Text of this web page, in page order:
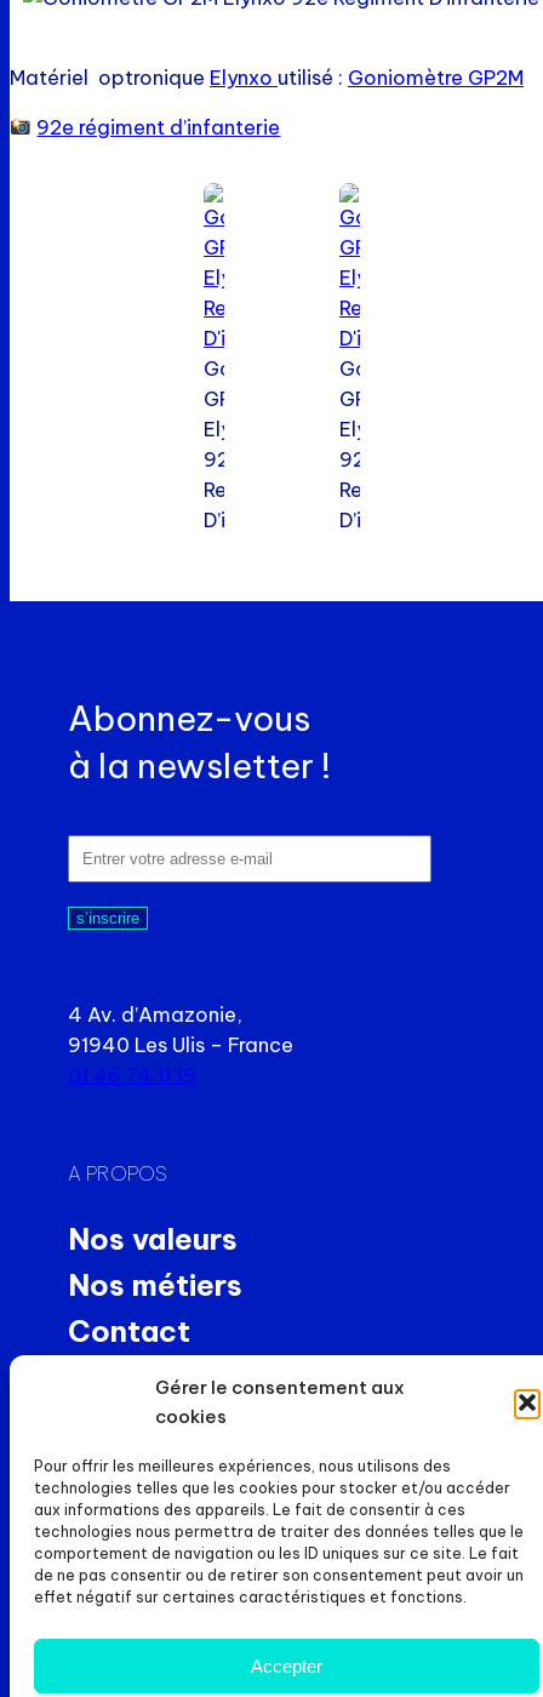
Gérer le consentement aux
cookies
Pour offrir les meilleures expériences, nous utilisons des
technologies telles que les cookies pour stocker et/ou accéder
aux informations des appareils. Le fait de consentir à ces
technologies nous permettra de traiter des données telles que le
comportement de navigation ou les ID uniques sur ce site. Le fait
de ne pas consentir ou de retirer son consentement peut avoir un
effet négatif sur certaines caractéristiques et fonctions.
Accepter
Matériel optronique Elynxo utilisé : Goniomètre GP2M
92e régiment d’infanterie
Goniometre
GP2M
Elynxo
92e
Regiment
D’infanterie
Goniometre
GP2M
Elynxo
92e
Regiment
D’infanterie
Abonnez-vous
à la newsletter !
s’inscrire
4 Av. d’Amazonie,
91940 Les Ulis – France
01 46 74 11 19
A PROPOS
Nos valeurs
Nos métiers
Contact
Usinage de précision
Actualités
Carrières
DOSSIERS
Politique de cookies